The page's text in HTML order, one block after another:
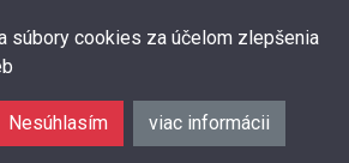
súbory cookies za účelom zlepšenia
Nesúhlasím viac informácii